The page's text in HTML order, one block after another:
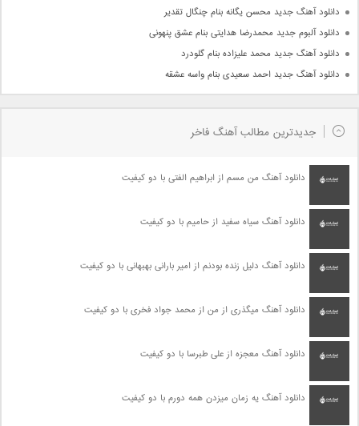
دانلود آهنگ جدید محسن یگانه بنام چنگال تقدیر
دانلود آلبوم جدید محمدرضا هدایتی بنام عشق پنهونی
دانلود آهنگ جدید محمد علیزاده بنام گلودرد
دانلود آهنگ جدید احمد سعیدی بنام واسه عشقه
جدیدترین مطالب آهنگ فاخر
دانلود آهنگ من مسم از ابراهیم الفتی با دو کیفیت
دانلود آهنگ سیاه سفید از حامیم با دو کیفیت
دانلود آهنگ دلیل زنده بودنم از امیر بارانی بهبهانی با دو کیفیت
دانلود آهنگ میگذری از من از محمد جواد فخری با دو کیفیت
دانلود آهنگ معجزه از علی طبرسا با دو کیفیت
دانلود آهنگ یه زمان میزدن همه دورم با دو کیفیت